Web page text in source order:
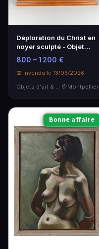
Déploration du Christ en
noyer sculpté - Objet
d'art unique
800 – 1 200 €
📅 Invendu le 13/06/2026
Objets d'art & Curiosités
Montpellier
Bonne affaire